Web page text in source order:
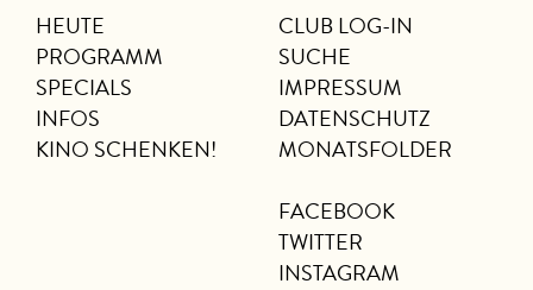
HEUTE
PROGRAMM
SPECIALS
INFOS
KINO SCHENKEN!
CLUB LOG-IN
SUCHE
IMPRESSUM
DATENSCHUTZ
MONATSFOLDER
FACEBOOK
TWITTER
INSTAGRAM